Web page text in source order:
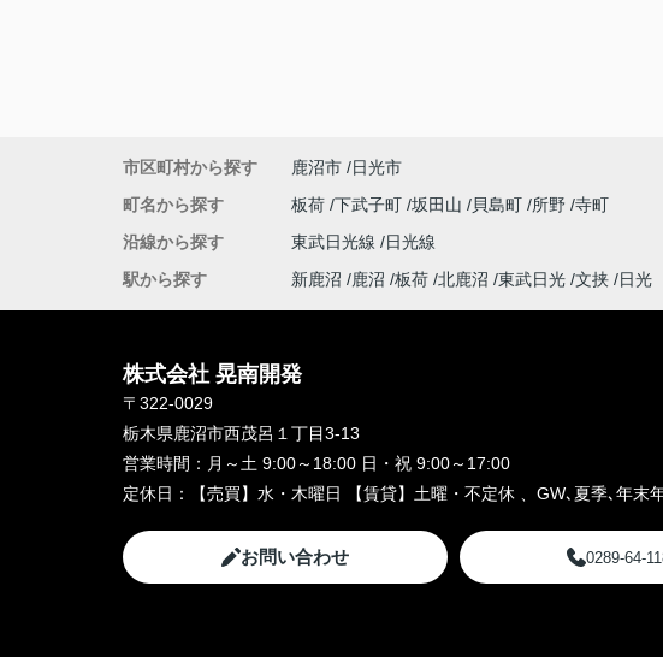
市区町村から探す 鹿沼市
日光市
町名から探す
板荷 下武子町 坂田山 貝島町 所野 寺町
沿線から探す
東武日光線
日光線
駅から探す
新鹿沼 鹿沼 板荷 北鹿沼 東武日光 文挟 日光
株式会社 晃南開発
〒322-0029
栃木県鹿沼市西茂呂１丁目3-13
営業時間： 月～土 9:00～18:00 日・祝 9:00～17:00
定休日：
【売買】水・木曜日 【賃貸】土曜・不定休 、GW､夏季､年末
お問い合わせ 0289-64-